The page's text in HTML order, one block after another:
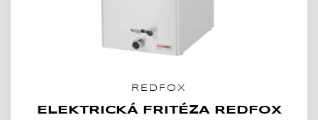
REDFOX
ELEKTRICKÁ FRITÉZA REDFOX